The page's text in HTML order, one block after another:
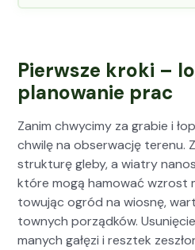
Pierwsze kroki –
planowanie prac
Zan­im chwycimy za gra­bie i
chwilę na obserwację terenu.
struk­turę gle­by, a wia­try
które mogą hamować wzrost
towu­jąc ogród na wios­nę,
townych porząd­ków.
manych gałęzi i resztek